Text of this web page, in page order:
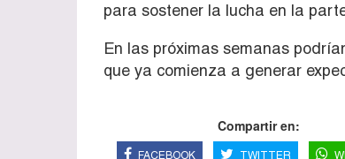
para sostener la lucha en la
En las próximas semanas
que ya comienza a generar
Compartir en:
FACEBOOK TWITTER